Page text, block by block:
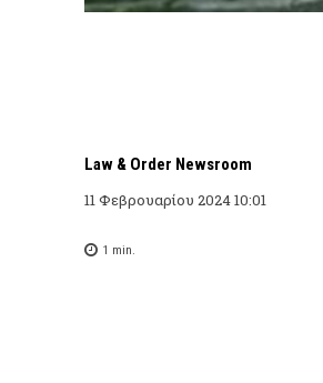
Law & Order Newsroom
11 Φεβρουαρίου 2024 10:01
1 min.